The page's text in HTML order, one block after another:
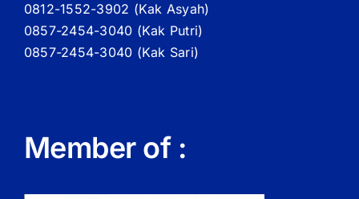
0812-1552-3902 (Kak Asyah)
0857-2454-3040 (Kak Putri)
0857-2454-3040 (Kak Sari)
Member of :